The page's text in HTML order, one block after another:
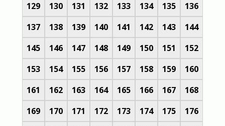
129
130 131 132 133 134 135
136
137
138 139 140 141 142 143
144
145
146 147 148 149 150 151
152
153
154 155 156 157 158 159
160
161
162 163 164 165 166 167
168
169
170 171 172 173 174 175
176